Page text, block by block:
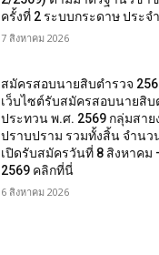
ครั้งที่ 2 ระบบกระดาษ ประจ
7 สิงหาคม 2026
สมัครสอบนายสิบตำรวจ
เว็บไซต์รับสมัครสอบนายสิ
ประทวน พ.ศ. 2569 กลุ่มสา
ปราบปราม รวมทั้งสิ้น จำนว
เปิดรับสมัครวันที่ 8 สิงหาคม
2569 คลิกที่นี่
6 สิงหาคม 2026